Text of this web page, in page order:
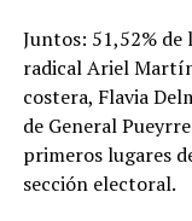
Juntos: 51,52%
radical Ariel
costera, Flavia
de General
primeros lugares
sección electoral.